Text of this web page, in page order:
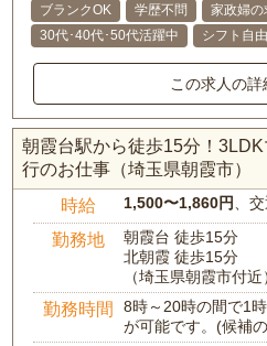
ブランクOK
学歴不問 家政婦の
30代･40代･50代活躍中
シフト自由
この求人の詳
朝霞台駅から徒歩15分！
行のお仕事（埼玉県朝霞市）
時給 1,500〜1,860円、
勤務地
朝霞台 徒歩15分
北朝霞 徒歩15分
（埼玉県朝霞市付近
勤務時間
8時～20時の間で1
が可能です。(候補